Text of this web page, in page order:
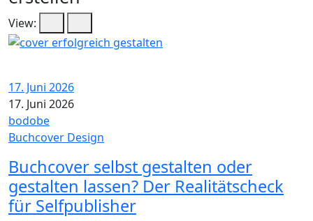
View:
17. Juni 2026
17. Juni 2026
bodobe
Buchcover Design
Buchcover selbst gestalten oder
gestalten lassen? Der Realitätscheck
für Selfpublisher